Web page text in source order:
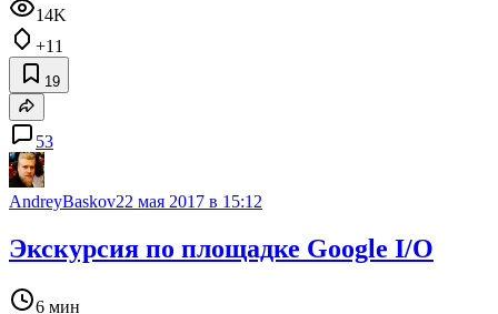
14K
+11
19
53
AndreyBaskov22 мая 2017 в 15:12
Экскурсия по площадке Google I/O
6 мин